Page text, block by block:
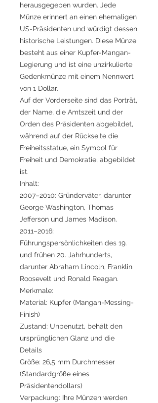
herausgegeben wurden. Jede
Münze erinnert an einen ehemaligen
US-Präsidenten und würdigt dessen
historische Leistungen. Diese Münze
besteht aus einer Kupfer-Mangan-
Legierung und ist eine unzirkulierte
Gedenkmünze mit einem Nennwert
von 1 Dollar.
Auf der Vorderseite sind das Porträt,
der Name, die Amtszeit und der
Orden des Präsidenten abgebildet,
während auf der Rückseite die
Freiheitsstatue, ein Symbol für
Freiheit und Demokratie, abgebildet
ist.
Inhalt:
2007–2010: Gründerväter, darunter
George Washington, Thomas
Jefferson und James Madison.
2011–2016:
Führungspersönlichkeiten des 19.
und frühen 20. Jahrhunderts,
darunter Abraham Lincoln, Franklin
Roosevelt und Ronald Reagan.
Merkmale:
Material: Kupfer (Mangan-Messing-
Finish)
Zustand: Unbenutzt, behält den
ursprünglichen Glanz und die
Details
Größe: 26,5 mm Durchmesser
(Standardgröße eines
Präsidentendollars)
Verpackung: Ihre Münzen werden